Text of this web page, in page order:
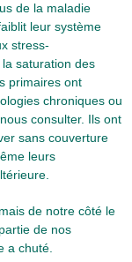
de la maladie
leur système
stress-
saturation des
primaires ont
chroniques ou
consulter. Ils ont
sans couverture
leurs
de notre côté le
de nos
a chuté.